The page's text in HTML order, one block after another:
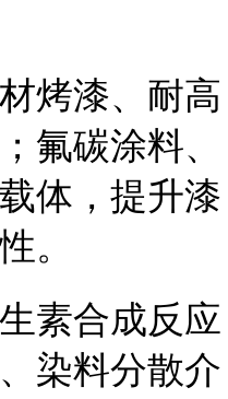
烤漆、耐高
氟碳涂料、
体，提升漆
。
素合成反应
染料分散介